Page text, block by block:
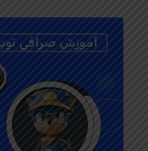
آموزش صرافی